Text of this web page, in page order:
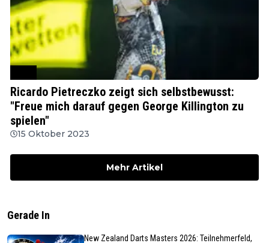
Ricardo Pietreczko zeigt sich selbstbewusst:
"Freue mich darauf gegen George Killington zu
spielen"
15 Oktober 2023
Mehr Artikel
Gerade In
New Zealand Darts Masters 2026: Teilnehmerfeld,